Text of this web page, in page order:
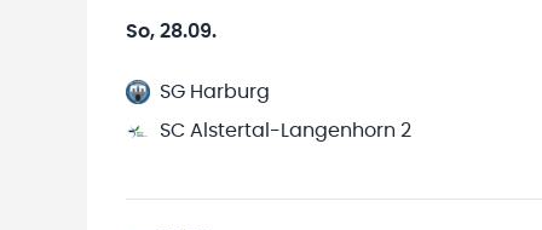
So, 28.09.
SG Harburg
SC Alstertal-Langenhorn 2